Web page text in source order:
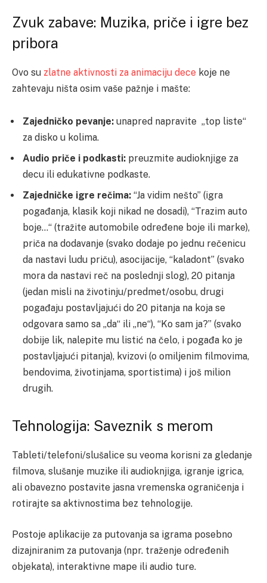
Zvuk zabave: Muzika, priče i igre bez
pribora
Ovo su zlatne aktivnosti za animaciju dece koje ne
zahtevaju ništa osim vaše pažnje i mašte:
Zajedničko pevanje: unapred napravite „top liste“
za disko u kolima.
Audio priče i podkasti: preuzmite audioknjige za
decu ili edukativne podkaste.
Zajedničke igre rečima: “Ja vidim nešto” (igra
pogađanja, klasik koji nikad ne dosadi), “Trazim auto
boje…“ (tražite automobile određene boje ili marke),
priča na dodavanje (svako dodaje po jednu rečenicu
da nastavi ludu priču), asocijacije, “kaladont” (svako
mora da nastavi reč na poslednji slog), 20 pitanja
(jedan misli na životinju/predmet/osobu, drugi
pogađaju postavljajući do 20 pitanja na koja se
odgovara samo sa „da“ ili „ne“), “Ko sam ja?” (svako
dobije lik, nalepite mu listić na čelo, i pogađa ko je
postavljajući pitanja), kvizovi (o omiljenim filmovima,
bendovima, životinjama, sportistima) i još milion
drugih.
Tehnologija: Saveznik s merom
Tableti/telefoni/slušalice su veoma korisni za gledanje
filmova, slušanje muzike ili audioknjiga, igranje igrica,
ali obavezno postavite jasna vremenska ograničenja i
rotirajte sa aktivnostima bez tehnologije.
Postoje aplikacije za putovanja sa igrama posebno
dizajniranim za putovanja (npr. traženje određenih
objekata), interaktivne mape ili audio ture.